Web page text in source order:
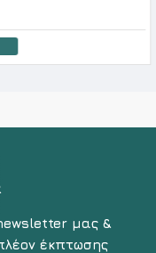
μας &
έκπτωσης